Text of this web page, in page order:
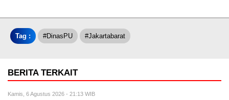
Tag : #dinasPU #jakartabarat
BERITA TERKAIT
Kamis, 6 Agustus 2026 - 21:13 WIB